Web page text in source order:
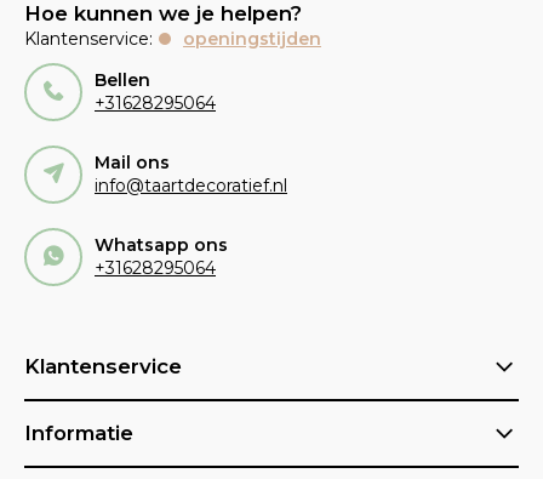
Hoe kunnen we je helpen?
Klantenservice:
openingstijden
Bellen
+31628295064
Mail ons
info@taartdecoratief.nl
Whatsapp ons
+31628295064
Klantenservice
Informatie